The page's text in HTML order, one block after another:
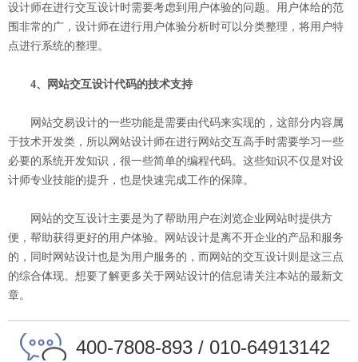
设计师在进行交互设计时需要考虑到用户体验的问题。用户体给的范
围非常的广，设计师在进行用户体验分析时可以分类整理，将用户特
点进行系统的整理。
4、网站交互设计代码的技术支持
网站交易设计的一些功能是需要由代码来实现的，这部分内容属
于技术开发类，所以网站设计师在进行网站交互高手时需要学习一些
必要的系统开发知识，很一些简单的编程代码。这些知识不仅是对设
计师专业技能的提升，也是快速完成工作的保障。
网站的交互设计主要是为了帮助用户在浏览企业网站时提供方
便，帮助获得更好的用户体验。网站设计是离不开企业的产品和服务
的，同时网站设计也是为用户服务的，而网站的交互设计则是这三点
的综合体现。想要了解更多关于网站设计的信息请关注本站的最新文
章。
400-7808-893 / 010-64913142